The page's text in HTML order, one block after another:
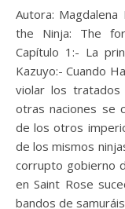
Autora: Magdalena Díaz Título de la obra: The Legend of
the Ninja: The
Capítulo 1:- La
Kazuyo:- Cuando
violar los
otras naciones se
de los otros
de los mismos
corrupto gobierno
en Saint Rose
bandos de